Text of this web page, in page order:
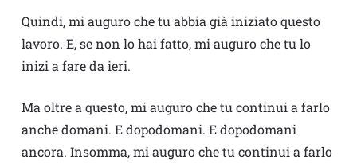
Quindi, mi auguro che tu abbia già iniziato questo
lavoro. E, se non lo hai fatto, mi auguro che tu lo
inizi a fare da ieri.
Ma oltre a questo, mi auguro che tu continui a farlo
anche domani. E dopodomani. E dopodomani
ancora. Insomma, mi auguro che tu continui a farlo